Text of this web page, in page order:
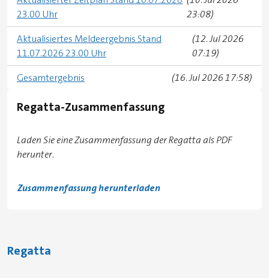
23.00 Uhr
23:08)
Aktualisiertes Meldeergebnis Stand
11.07.2026 23.00 Uhr
(12. Jul 2026
07:19)
Gesamtergebnis
(16. Jul 2026 17:58)
Regatta-Zusammenfassung
Laden Sie eine Zusammenfassung der Regatta als PDF
herunter.
Zusammenfassung herunterladen
Regatta